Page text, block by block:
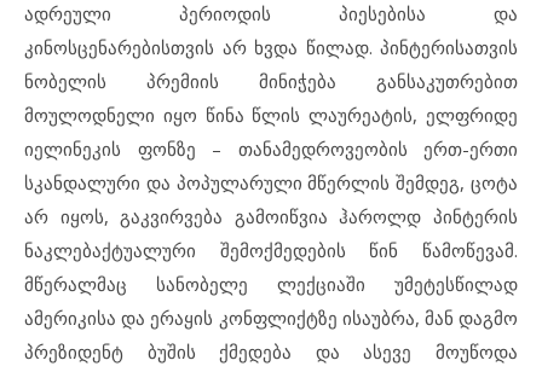
ადრეული პერიოდის პიესებისა და
კინოსცენარებისთვის არ ხვდა წილად. პინტერისათვის
ნობელის პრემიის მინიჭება განსაკუთრებით
მოულოდნელი იყო წინა წლის ლაურეატის, ელფრიდე
იელინეკის ფონზე – თანამედროვეობის ერთ-ერთი
სკანდალური და პოპულარული მწერლის შემდეგ, ცოტა
არ იყოს, გაკვირვება გამოიწვია ჰაროლდ პინტერის
ნაკლებაქტუალური შემოქმედების წინ წამოწევამ.
მწერალმაც სანობელე ლექციაში უმეტესწილად
ამერიკისა და ერაყის კონფლიქტზე ისაუბრა, მან დაგმო
პრეზიდენტ ბუშის ქმედება და ასევე მოუწოდა